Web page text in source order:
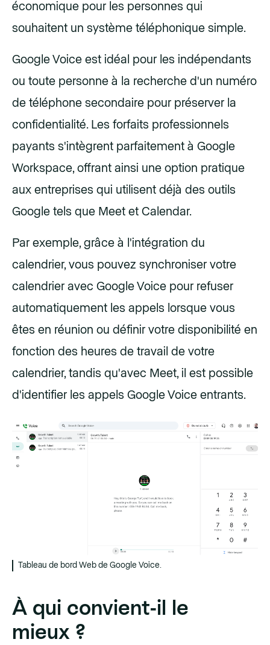
économique pour les personnes qui
souhaitent un système téléphonique simple.
Google Voice est idéal pour les indépendants
ou toute personne à la recherche d'un numéro
de téléphone secondaire pour préserver la
confidentialité. Les forfaits professionnels
payants s'intègrent parfaitement à Google
Workspace, offrant ainsi une option pratique
aux entreprises qui utilisent déjà des outils
Google tels que Meet et Calendar.
Par exemple, grâce à l'intégration du
calendrier, vous pouvez synchroniser votre
calendrier avec Google Voice pour refuser
automatiquement les appels lorsque vous
êtes en réunion ou définir votre disponibilité en
fonction des heures de travail de votre
calendrier, tandis qu'avec Meet, il est possible
d'identifier les appels Google Voice entrants.
Tableau de bord Web de Google Voice.
À qui convient-il le
mieux ?